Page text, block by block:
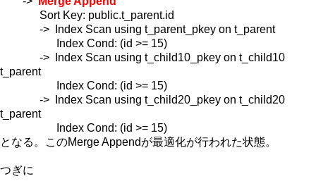
Sort Key: public.t_parent.id
-> Index Scan using t_parent_pkey on t_parent
Index Cond: (id >= 15)
-> Index Scan using t_child10_pkey on t_child10
t_parent
Index Cond: (id >= 15)
-> Index Scan using t_child20_pkey on t_child20
t_parent
Index Cond: (id >= 15)
となる。このMerge Appendが最適化が行われた状態。
つぎに